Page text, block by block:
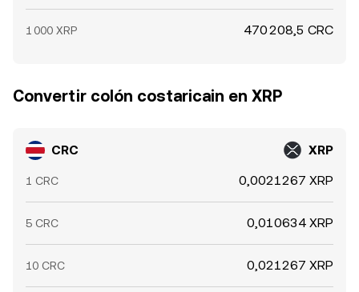
1 000 XRP 470 208,5 CRC
Convertir colón costaricain en XRP
CRC XRP
1 CRC 0,0021267 XRP
5 CRC 0,010634 XRP
10 CRC 0,021267 XRP